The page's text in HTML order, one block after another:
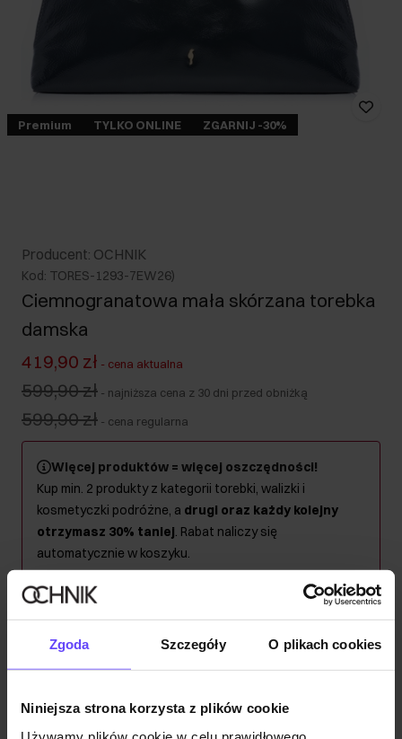
Zgoda Szczegóły O plikach cookies
Niniejsza strona korzysta z plików cookie
Premium TYLKO ONLINE ZGARNIJ -30%
Producent: OCHNIK
Kod: TORES-1293-7EW26)
Ciemnogranatowa mała skórzana torebka
damska
419,90 zł - cena aktualna
599,90 zł - najniższa cena z 30 dni przed obniżką
599,90 zł - cena regularna
Więcej produktów = więcej oszczędności!
Kup min. 2 produkty z kategorii torebki, walizki i
kosmetyczki podróżne, a drugi oraz każdy kolejny
otrzymasz 30% taniej. Rabat naliczy się
automatycznie w koszyku.
Wysyłka w 1 dzień roboczy